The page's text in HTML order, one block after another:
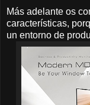
Más adelante os
características,
un entorno de